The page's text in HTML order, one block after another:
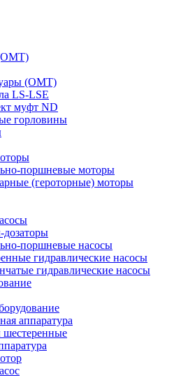
(OMT)
LS-LSE
муфт ND
горловины
поршневые моторы
(героторные) моторы
поршневые насосы
гидравлические насосы
гидравлические насосы
аппаратура